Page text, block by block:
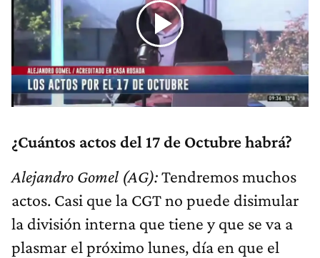
¿Cuántos actos del 17 de Octubre habrá?
Alejandro Gomel (AG):Tendremos muchos
actos. Casi que la CGT no puede disimular
la división interna que tiene y que se va a
plasmar el próximo lunes, día en que el